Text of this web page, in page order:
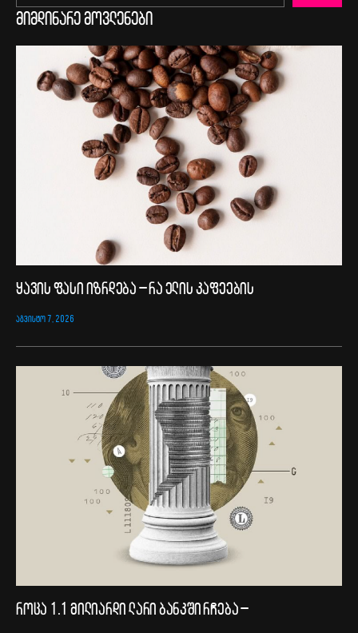
მიმდინარე მოვლენები
ყავის ფასი იზრდება – რა ელის კაფეების
ᲐᲒᲕᲘᲡᲢᲝ 7, 2026
როცა 1.1 მილიარდი ლარი ბანკში რჩება –